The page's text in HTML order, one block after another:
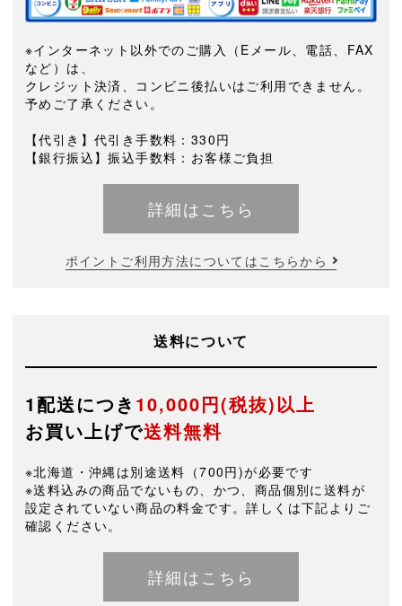
※インターネット以外でのご購入（Eメール、電話、FAX
など）は、
クレジット決済、コンビニ後払いはご利用できません。
予めご了承ください。
【代引き】代引き手数料：330円
【銀行振込】振込手数料：お客様ご負担
詳細はこちら
ポイントご利用方法についてはこちらから
送料について
1配送につき 10,000円(税抜)以上
お買い上げで送料無料
※北海道・沖縄は別途送料（700円)が必要です
※送料込みの商品でないもの、かつ、商品個別に送料が
設定されていない商品の料金です。詳しくは下記よりご
確認ください。
詳細はこちら